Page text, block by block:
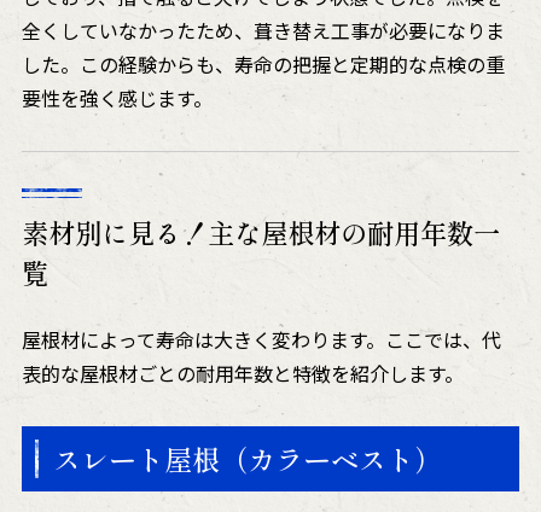
全くしていなかったため、葺き替え工事が必要になりま
した。この経験からも、寿命の把握と定期的な点検の重
要性を強く感じます。
素材別に見る！主な屋根材の耐用年数一
覧
屋根材によって寿命は大きく変わります。ここでは、代
表的な屋根材ごとの耐用年数と特徴を紹介します。
スレート屋根（カラーベスト）